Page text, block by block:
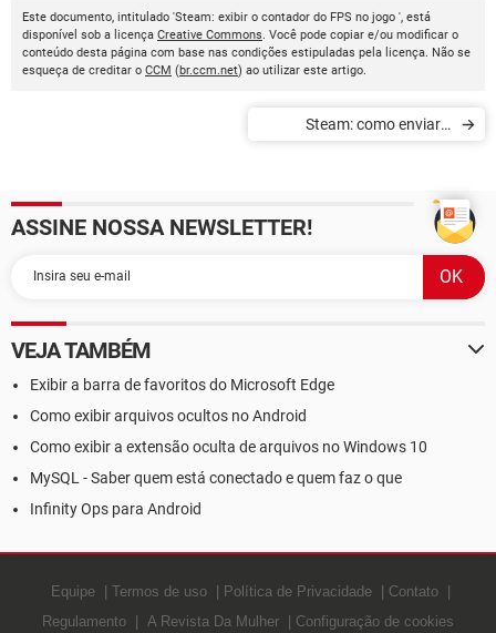
Este documento, intitulado 'Steam: exibir o contador do FPS no jogo ', está
disponível sob a licença Creative Commons. Você pode copiar e/ou modificar o
conteúdo desta página com base nas condições estipuladas pela licença. Não se
esqueça de creditar o CCM (br.ccm.net) ao utilizar este artigo.
Steam: como enviar e
ASSINE NOSSA NEWSLETTER!
VEJA TAMBÉM
Exibir a barra de favoritos do Microsoft Edge
Como exibir arquivos ocultos no Android
Como exibir a extensão oculta de arquivos no Windows 10
MySQL - Saber quem está conectado e quem faz o que
Infinity Ops para Android
Equipe Termos de uso Política de Privacidade
Contato
Regulamento
A Revista Da Mulher Configuração de cookies